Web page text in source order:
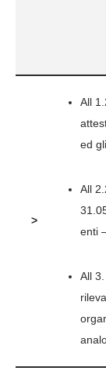
>
All
ed
All
enti
All